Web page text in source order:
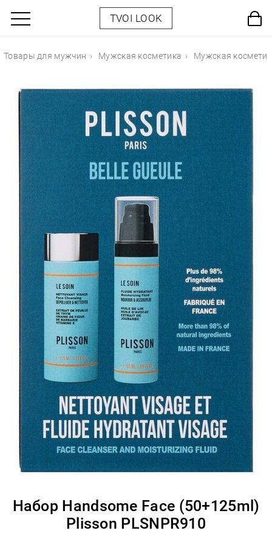
TVOI LOOK
Товары для мужчин Мужская косметика Мужская
Набор Handsome Face (50+125ml)
Plisson PLSNPR910